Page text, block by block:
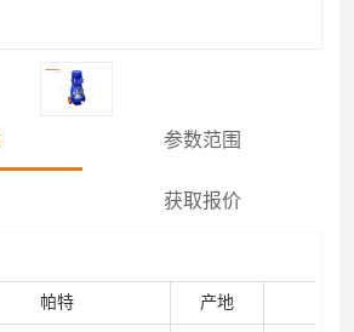
参数范围
获取报价
帕特 产地